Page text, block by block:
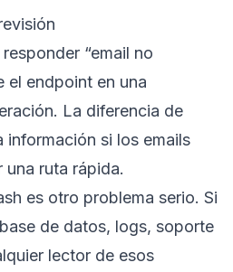
“email no
el endpoint en una
La diferencia de
si los emails
una ruta rápida.
es otro problema serio. Si
de datos, logs, soporte
lector de esos